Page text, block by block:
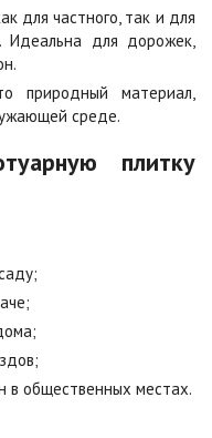
Сомон
Цена по запросу
для частного, так и для
Идеальна для дорожек,
природный материал,
среде.
плитку
в общественных местах.